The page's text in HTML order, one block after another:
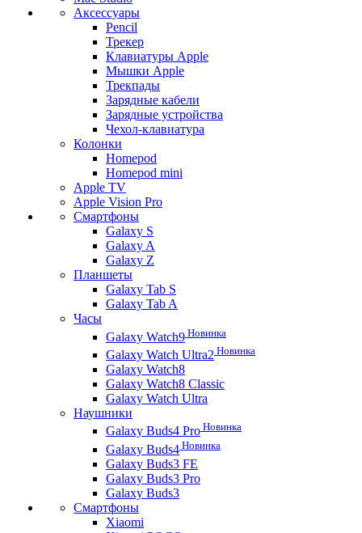
Аксессуары
Pencil
Трекер
Клавиатуры Apple
Мышки Apple
Трекпады
Зарядные кабели
Зарядные устройства
Чехол-клавиатура
Колонки
Homepod
Homepod mini
Apple TV
Apple Vision Pro
Смартфоны
Galaxy S
Galaxy A
Galaxy Z
Планшеты
Galaxy Tab S
Galaxy Tab A
Часы
Galaxy Watch9 Новинка
Galaxy Watch Ultra2 Новинка
Galaxy Watch8
Galaxy Watch8 Classic
Galaxy Watch Ultra
Наушники
Galaxy Buds4 Pro Новинка
Galaxy Buds4 Новинка
Galaxy Buds3 FE
Galaxy Buds3 Pro
Galaxy Buds3
Смартфоны
Xiaomi